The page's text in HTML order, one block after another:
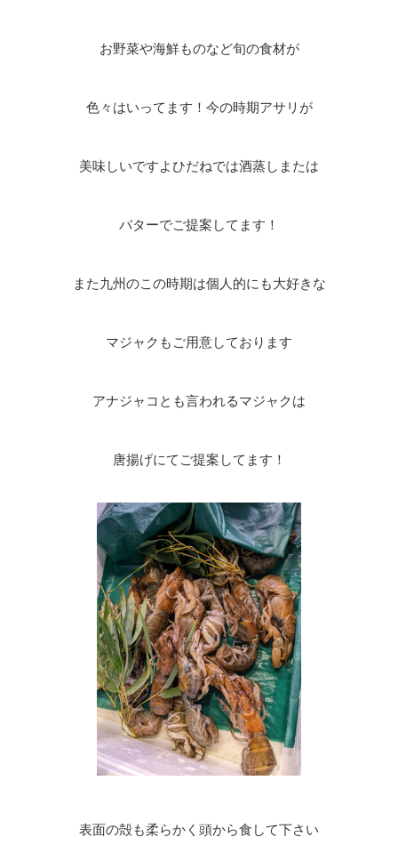
お野菜や海鮮ものなど旬の食材が
色々はいってます！今の時期アサリが
美味しいですよひだねでは酒蒸しまたは
バターでご提案してます！
また九州のこの時期は個人的にも大好きな
マジャクもご用意しております
アナジャコとも言われるマジャクは
唐揚げにてご提案してます！
表面の殻も柔らかく頭から食して下さい